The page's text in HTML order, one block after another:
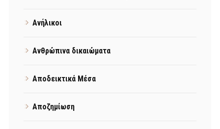
Ανήλικοι
Ανθρώπινα δικαιώματα
Αποδεικτικά Μέσα
Αποζημίωση